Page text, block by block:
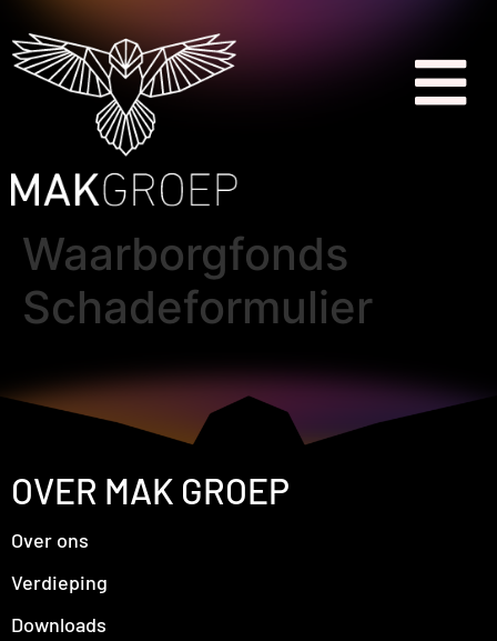
Waarborgfonds
Schadeformulier
OVER MAK GROEP
Over ons
Verdieping
Downloads